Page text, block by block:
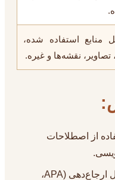
منابع استفاده شده،
تصاویر، نقشه‌ها و غیره.
از اصطلاحات
رعایت اصول ارجاع‌دهی (APA،